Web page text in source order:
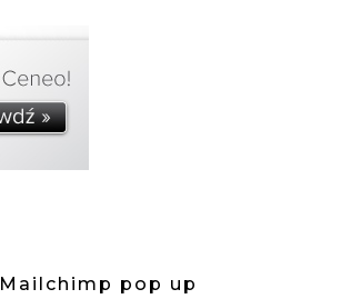
Mailchimp pop up